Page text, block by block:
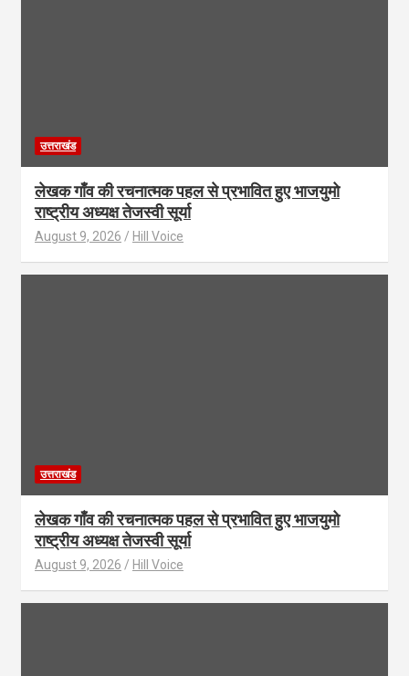
उत्तराखंड
लेखक गाँव की रचनात्मक पहल से प्रभावित हुए भाजयुमो
राष्ट्रीय अध्यक्ष तेजस्वी सूर्या
August 9, 2026 Hill Voice
उत्तराखंड
लेखक गाँव की रचनात्मक पहल से प्रभावित हुए भाजयुमो
राष्ट्रीय अध्यक्ष तेजस्वी सूर्या
August 9, 2026 Hill Voice